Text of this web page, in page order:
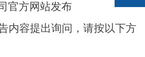
官方网站发布
内容提出询问，请按以下方